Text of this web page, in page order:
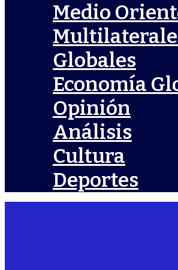
Medio
Globales
Economía
Opinión
Análisis
Cultura
Deportes